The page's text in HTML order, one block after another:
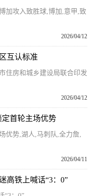
加攻入致胜球,博加,意甲,致
2026/04/12
互认标准
住房和城乡建设局联合印发
2026/04/12
首轮主场优势
优势,湖人,马刺队,全力詹,
2026/04/11
高铁上喊话“3：0”